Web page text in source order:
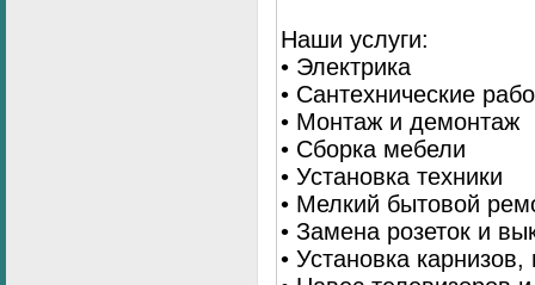
Наши услуги:
• Электрика
• Сантехнические
• Монтаж и демонтаж
• Сборка мебели
• Установка техники
• Мелкий бытовой
• Замена розеток и
• Установка